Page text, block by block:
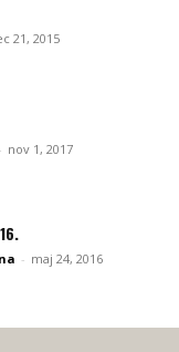
21, 2015
- nov 1, 2017
- maj 24, 2016